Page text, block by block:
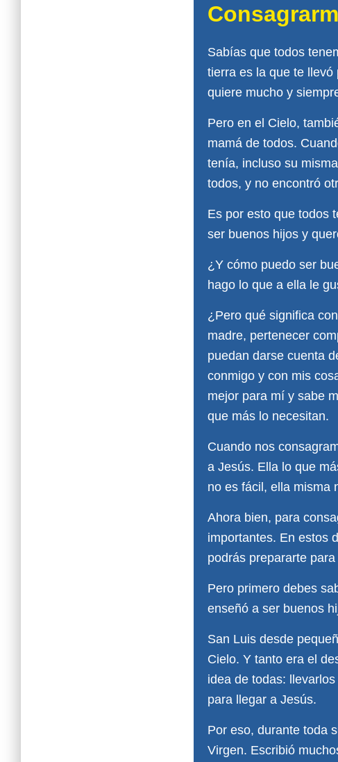
Sabías que todos
tierra es la que te
quiere mucho y
Pero en el Cielo,
mamá de todos.
tenía, incluso su
todos, y no encontró
Es por esto que todos
ser buenos hijos y
¿Y cómo puedo ser
hago lo que a ella le
¿Pero qué significa
madre, pertenecer
puedan darse cuenta
conmigo y con mis
mejor para mí y sabe
que más lo necesitan.
Cuando nos
a Jesús. Ella lo que
no es fácil, ella misma
Ahora bien, para
importantes. En estos
podrás prepararte
Pero primero debes
enseñó a ser buenos
San Luis desde
Cielo. Y tanto era el
idea de todas:
para llegar a Jesús.
Por eso, durante toda
Virgen. Escribió